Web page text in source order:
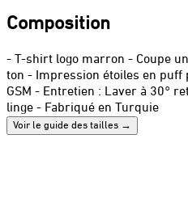
Composition
- T-shirt logo marron - Coupe
ton - Impression étoiles en
GSM - Entretien : Laver à 30°
linge - Fabriqué en Turquie
Voir le guide des tailles →